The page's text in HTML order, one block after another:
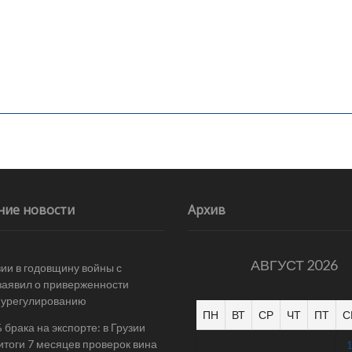
новости
в годовщину войны с
о приверженности
на экспорте: в Грузии
7 месяцев проверок вина
Архив
АВГУСТ 2026
ПН ВТ СР ЧТ ПТ
1